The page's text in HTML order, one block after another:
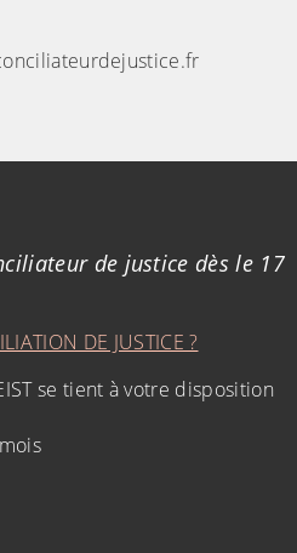
de justice dès le 17
DE JUSTICE ?
se tient à votre disposition